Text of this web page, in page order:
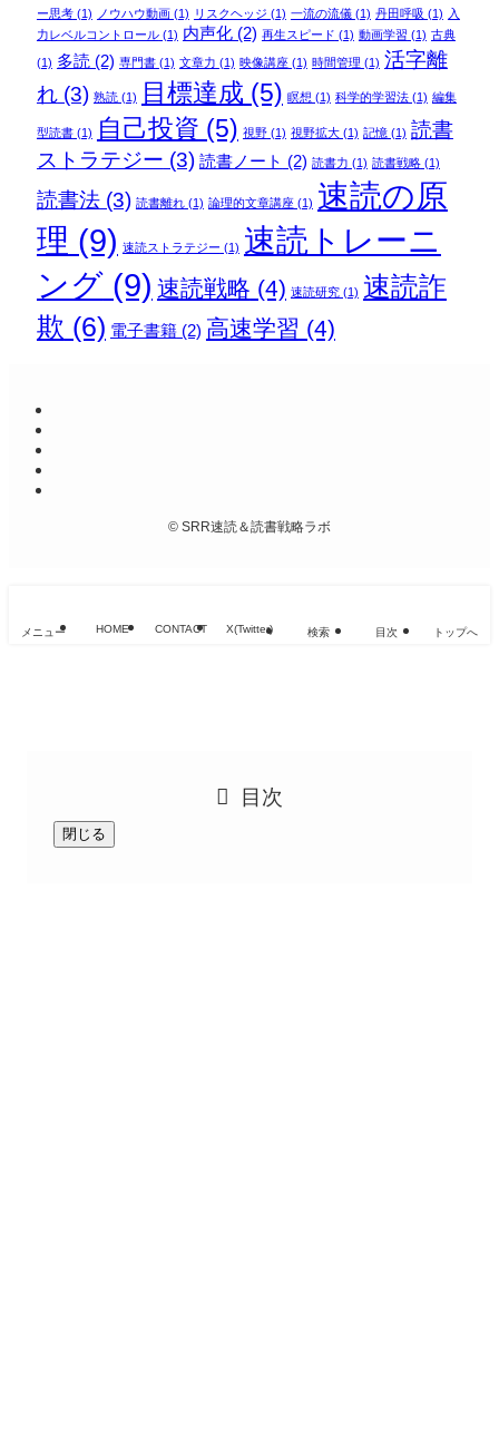
ー思考(1) ノウハウ動画(1) リスクヘッジ (1) 一流の流儀(1) 丹田呼吸 (1) 入
力レベルコントロール(1) 内声化(2) 再生スピード (1) 動画学習 (1) 古典
(1) 多読 (2) 専門書(1) 文章力 (1) 映像講座(1) 時間管理 (1) 活字離
れ(3) 熟読(1) 目標達成 (5) 瞑想 (1) 科学的学習法(1) 編集
型読書(1) 自己投資 (5) 視野(1) 視野拡大(1) 記憶(1) 読書
ストラテジー (3) 読書ノート (2) 読書力 (1) 読書戦略(1)
読書法(3) 読書離れ(1) 論理的文章講座(1) 速読の原
理 (9) 速読ストラテジー (1) 速読トレーニ
ング(9) 速読戦略 (4) 速読研究(1) 速読詐
欺 (6) 電子書籍(2) 高速学習 (4)
© SRR速読＆読書戦略ラボ
メニュー HOME CONTACT X(Twitter) 検索 目次 トップへ
目次
閉じる